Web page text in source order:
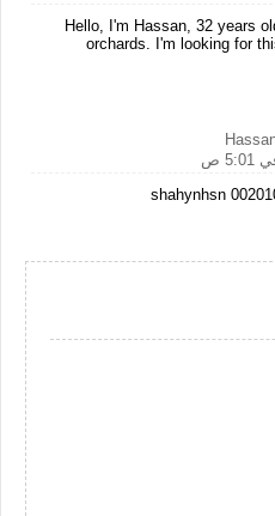
Hello, I'm Hassan, 32 years
orchards. I'm looking for
للتواصل معي 00201063207514 shahynhsn